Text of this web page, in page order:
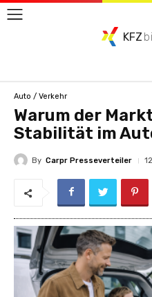
KFZ
Auto / Verkehr
Warum der
Stabilität im
By Carpr Presseverteiler